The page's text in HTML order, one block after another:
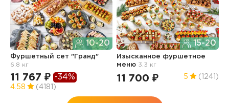
10-20
Фуршетный сет "Гранд"
6.8 кг
11 767 ₽ -34%
4.58 (4181)
15-20
Изысканное фуршетное
меню 3.3 кг
11 700 ₽ 5 (1241)